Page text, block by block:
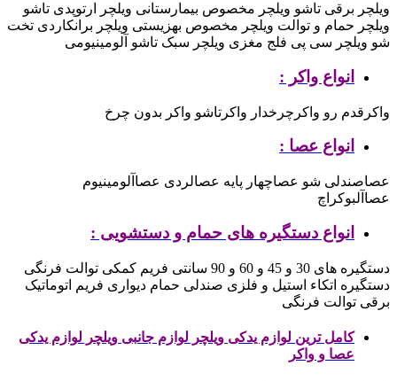
ویلچر برقی تاشو ویلچر مخصوص بیمارستانی ویلچر ارتوپدی تاشو
ویلچر حمام و توالت ویلچر مخصوص بهزیستی ویلچر برانکاردی تخت
شو ویلچر سی پی فلج مغزی ویلچر سبک تاشو آلومینیومی
انواع واکر :
واکرقدم رو واکرچرخدار واکرتاشو واکر بدون چرخ
انواع عصا :
عصاصندلی شو عصاچهار پایه عصالردی عصاآلومینیوم
عصاآلبوکراچ
انواع دستگیره های حمام و دستشویی :
دستگیره های 30 و 45 و 60 و 90 سانتی
فریم کمکی توالت فرنگی
دستگیره اتکاء استیل و فلزی صندلی حمام دیواری فریم اتوماتیک
برقی توالت فرنگی
کامل ترین لوازم یدکی ویلچر لوازم جانبی ویلچر لوازم یدکی
عصا و واکر